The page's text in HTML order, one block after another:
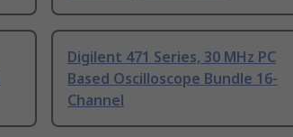
Digilent 471 Series, 30 MHz PC
Based Oscilloscope Bundle 16-
Channel